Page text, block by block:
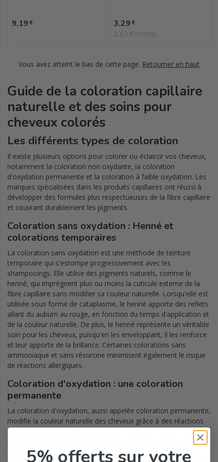
Prix
9,19 € Prix
3,29 €
2,63 €/100mL
Vous avez atteint le bas de cette page. Retourner en haut
Guide de la coloration capillaire
naturelle et des soins pour
cheveux colorés
Les différents types de coloration
Il existe plusieurs options pour colorer ou éclaircir vos cheveux,
notamment la coloration non oxydante, la coloration
d'oxydation permanente et la coloration à faible oxydation. Les
marques spécialisées dans les produits capillaires ont réussi à
développer des formules plus respectueuses de la fibre capillaire
et couvrant durablement les pigments.
Coloration sans oxydation : Henné et
colorations temporaires
La coloration sans oxydation est une méthode de teinture
temporaire qui s'estompe progressivement avec les
shampooings. Elle utilise des pigments naturels, comme le
henné, qui imprègnent plus ou moins la cuticule externe de la
fibre capillaire sans modifier sa couleur naturelle. Lorsqu'elle est
utilisée sous forme de cataplasme, le henné apporte des reflets
allant du auburn au rouge, en fonction du temps d'application et
de la couleur naturelle. De plus, le henné représente un véritable
soin pour les cheveux, puisqu'en les enveloppant, il les renforce
et leur apporte de la brillance. Certaines colorations sans
ammoniaque et sans résorcine minimisent également le risque
de réactions allergiques.
Coloration d'oxydation : une coloration
permanente
La coloration d'oxydation, aussi appelée coloration permanente,
modifie la couleur naturelle des cheveux grâce à des réactions
chimiques se produisant à l'intérieur de la fibre capillaire elle-
cheveux blancs ou gris et offre une tenue longue durée. Parmi
5% offerts sur votre